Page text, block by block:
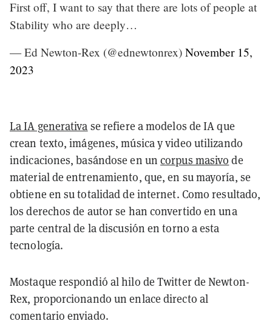
First off, I want to say that there are lots of people at
Stability who are deeply…
— Ed Newton-Rex (@ednewtonrex) November 15,
2023
La IA generativa se refiere a modelos de IA que
crean texto, imágenes, música y video utilizando
indicaciones, basándose en uncorpus masivo de
material de entrenamiento, que, en su mayoría, se
obtiene en su totalidad de internet. Como resultado,
los derechos de autor se han convertido en una
parte central de la discusión en torno a esta
tecnología.
Mostaque respondió al hilo de Twitter de Newton-
Rex, proporcionando un enlace directo al
comentario enviado.